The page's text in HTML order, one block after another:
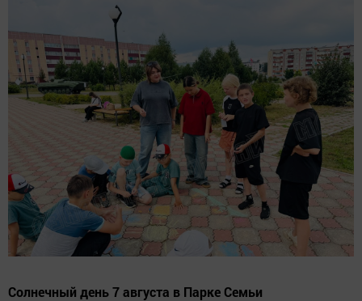
Солнечный день 7 августа в Парке Семьи